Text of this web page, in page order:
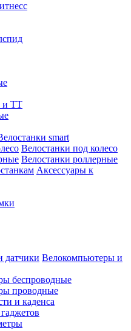
и ТТ
smart
Велостанки под колесо
Велостанки роллерные
Аксессуары к
Велокомпьютеры и
беспроводные
проводные
и каденса